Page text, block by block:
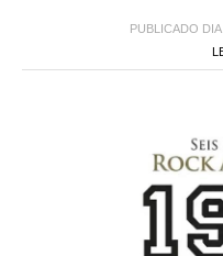
PUBLICADO